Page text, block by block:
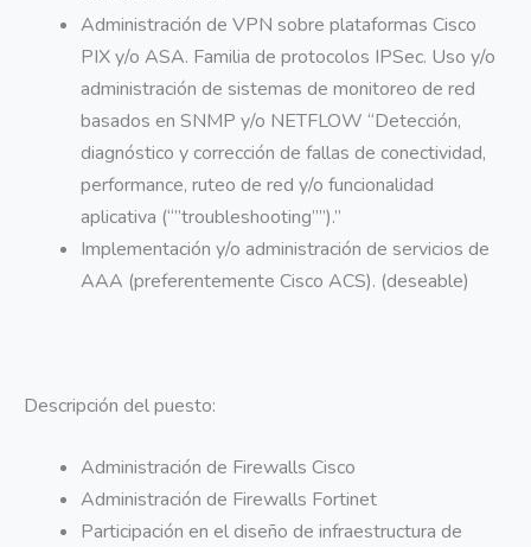
Administración de VPN sobre plataformas Cisco
PIX y/o ASA. Familia de protocolos IPSec. Uso y/o
administración de sistemas de monitoreo de red
basados en SNMP y/o NETFLOW “Detección,
diagnóstico y corrección de fallas de conectividad,
performance, ruteo de red y/o funcionalidad
aplicativa (“”troubleshooting””).”
Implementación y/o administración de servicios de
AAA (preferentemente Cisco ACS). (deseable)
Descripción del puesto:
Administración de Firewalls Cisco
Administración de Firewalls Fortinet
Participación en el diseño de infraestructura de